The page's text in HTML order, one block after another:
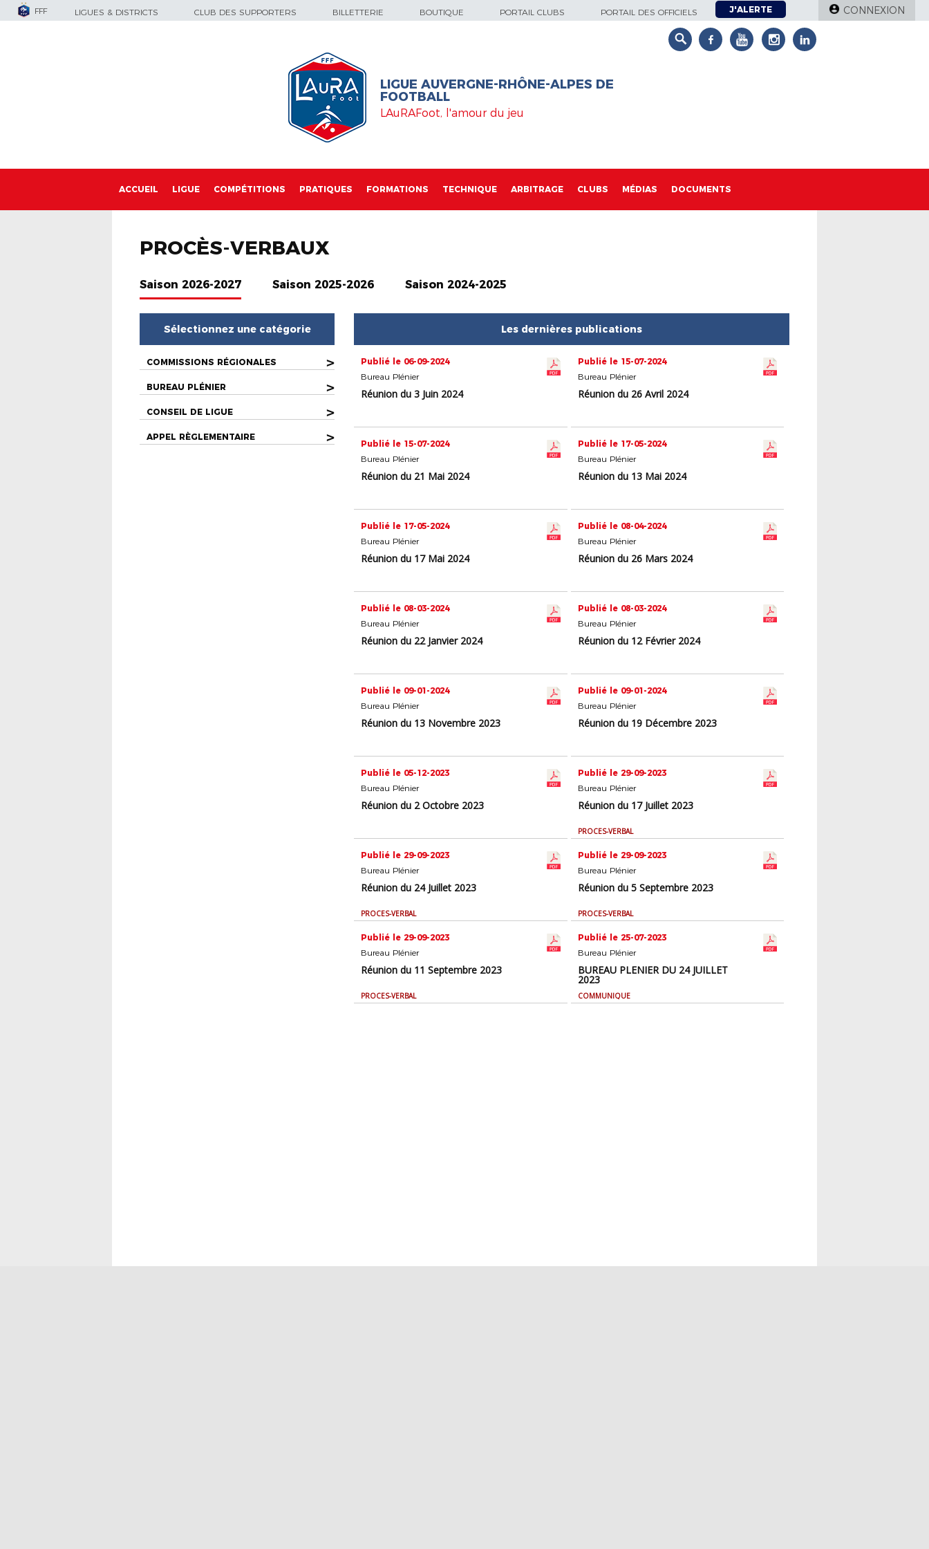
FFF LIGUES & DISTRICTS CLUB DES SUPPORTERS BILLETTERIE BOUTIQUE PORTAIL CLUBS PORTAIL DES OFFICIELS J'ALERTE CONNEXION
LIGUE AUVERGNE-RHÔNE-ALPES DE
FOOTBALL
LAuRAFoot, l'amour du jeu
ACCUEIL LIGUE COMPÉTITIONS PRATIQUES FORMATIONS TECHNIQUE ARBITRAGE CLUBS MÉDIAS DOCUMENTS
PROCÈS-VERBAUX
Saison 2026-2027 Saison 2025-2026 Saison 2024-2025
Sélectionnez une catégorie
COMMISSIONS RÉGIONALES >
BUREAU PLÉNIER >
CONSEIL DE LIGUE >
APPEL RÈGLEMENTAIRE >
Les dernières publications
Publié le 06-09-2024
Bureau Plénier
Réunion du 3 Juin 2024
Publié le 15-07-2024
Bureau Plénier
Réunion du 26 Avril 2024
Publié le 15-07-2024
Bureau Plénier
Réunion du 21 Mai 2024
Publié le 17-05-2024
Bureau Plénier
Réunion du 13 Mai 2024
Publié le 17-05-2024
Bureau Plénier
Réunion du 17 Mai 2024
Publié le 08-04-2024
Bureau Plénier
Réunion du 26 Mars 2024
Publié le 08-03-2024
Bureau Plénier
Réunion du 22 Janvier 2024
Publié le 08-03-2024
Bureau Plénier
Réunion du 12 Février 2024
Publié le 09-01-2024
Bureau Plénier
Réunion du 13 Novembre 2023
Publié le 09-01-2024
Bureau Plénier
Réunion du 19 Décembre 2023
Publié le 05-12-2023
Bureau Plénier
Réunion du 2 Octobre 2023
Publié le 29-09-2023
Bureau Plénier
Réunion du 17 Juillet 2023
PROCES-VERBAL
Publié le 29-09-2023
Bureau Plénier
Réunion du 24 Juillet 2023
PROCES-VERBAL
Publié le 29-09-2023
Bureau Plénier
Réunion du 5 Septembre 2023
PROCES-VERBAL
Publié le 29-09-2023
Bureau Plénier
Réunion du 11 Septembre 2023
PROCES-VERBAL
Publié le 25-07-2023
Bureau Plénier
BUREAU PLENIER DU 24 JUILLET
2023
COMMUNIQUE